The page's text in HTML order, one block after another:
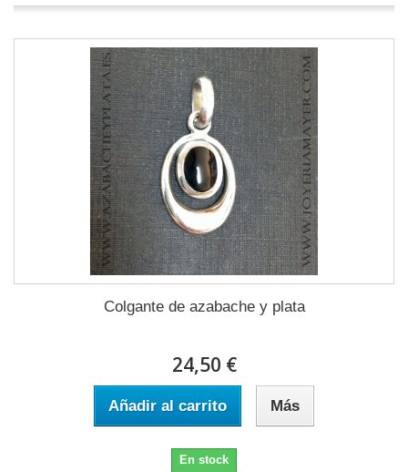
Colgante de azabache y plata
24,50 €
Añadir al carrito Más
En stock